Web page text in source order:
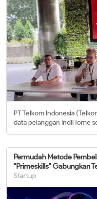
PT Telkom Indonesia
data pelanggan IndiHome
Permudah Metode
"Primeskills" Gabungkan
Startup